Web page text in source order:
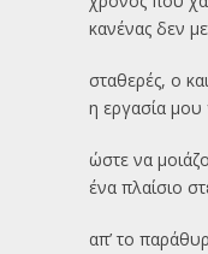
κανένας δεν
σταθερές, ο
η εργασία μου
ώστε να
ένα πλαίσιο
απ’ το